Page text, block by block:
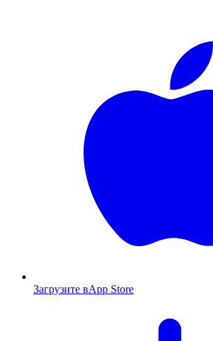
Загрузите вApp Store